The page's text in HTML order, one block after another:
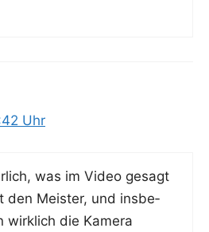
Uhr
was im Video gesagt
den Meis­ter, und ins­be­
wirk­lich die Kame­ra